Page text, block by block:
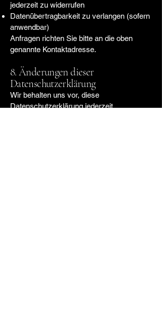
jederzeit zu widerrufen
Datenübertragbarkeit zu verlangen (sofern
anwendbar)
Anfragen richten Sie bitte an die oben
genannte Kontaktadresse.
8. Änderungen dieser
Datenschutzerklärung
Wir behalten uns vor, diese
Datenschutzerklärung jederzeit